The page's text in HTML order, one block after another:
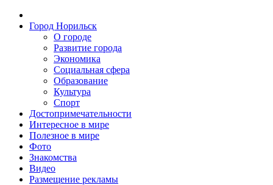
Город Норильск
О городе
Развитие города
Экономика
Социальная сфера
Образование
Культура
Спорт
Достопримечательности
Интересное в мире
Полезное в мире
Фото
Знакомства
Видео
Размещение рекламы